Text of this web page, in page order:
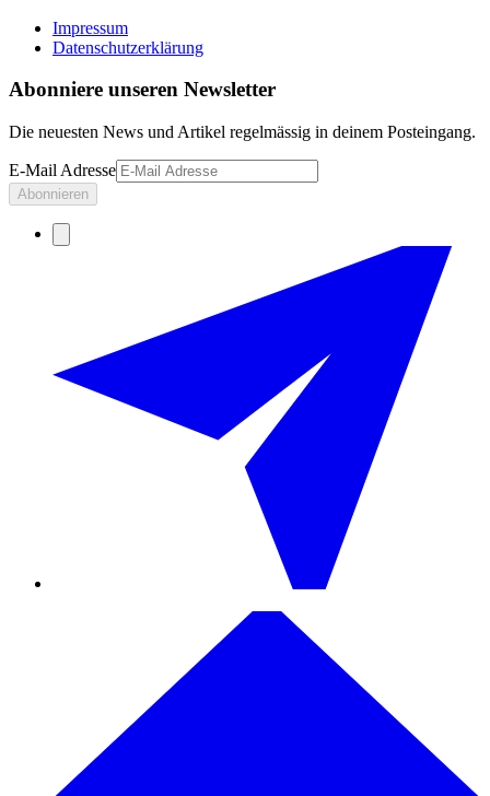
Impressum
Datenschutzerklärung
Abonniere unseren Newsletter
Die neuesten News und Artikel regelmässig in deinem Posteingang.
E-Mail Adresse
Abonnieren